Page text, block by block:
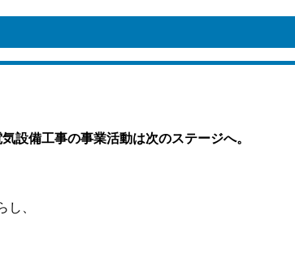
気設備工事の事業活動は次のステージへ。
、